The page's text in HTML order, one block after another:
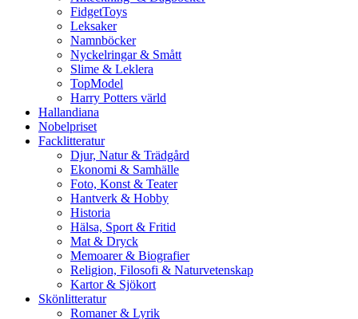
FidgetToys
Leksaker
Namnböcker
Nyckelringar & Smått
Slime & Leklera
TopModel
Harry Potters värld
Hallandiana
Nobelpriset
Facklitteratur
Djur, Natur & Trädgård
Ekonomi & Samhälle
Foto, Konst & Teater
Hantverk & Hobby
Historia
Hälsa, Sport & Fritid
Mat & Dryck
Memoarer & Biografier
Religion, Filosofi & Naturvetenskap
Kartor & Sjökort
Skönlitteratur
Romaner & Lyrik